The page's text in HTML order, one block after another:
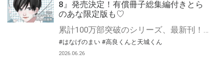
8』発売決定！有償冊子総集編付きとら
のあな限定版も♡
#はなげのまい #高良くんと天城くん
2026.06.26